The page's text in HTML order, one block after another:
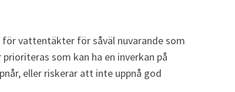
vattentäkter för såväl nuvarande som
som kan ha en inverkan på
eller riskerar att inte uppnå god